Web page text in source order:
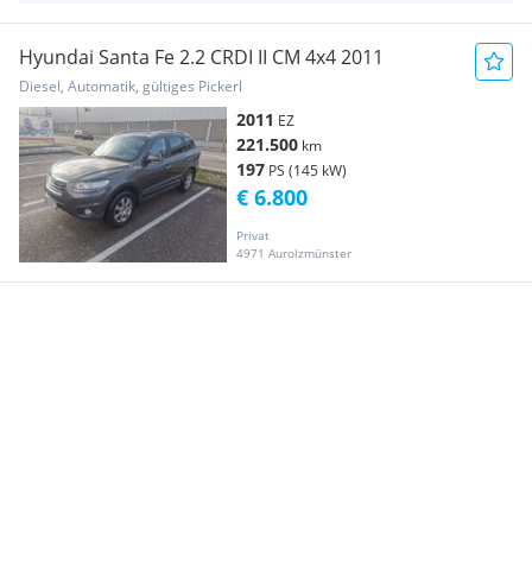
Hyundai Santa Fe 2.2 CRDI II CM 4x4 2011
Diesel, Automatik, gültiges Pickerl
2011 EZ
221.500 km
197 PS (145 kW)
Privat
4971 Aurolzmünster
€ 6.800